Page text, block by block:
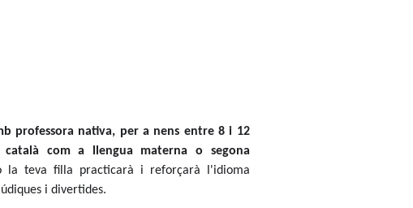
professora nativa, per a nens entre 8 i 12
com a llengua materna o segona
teva filla practicarà i reforçarà l'idioma
i divertides.